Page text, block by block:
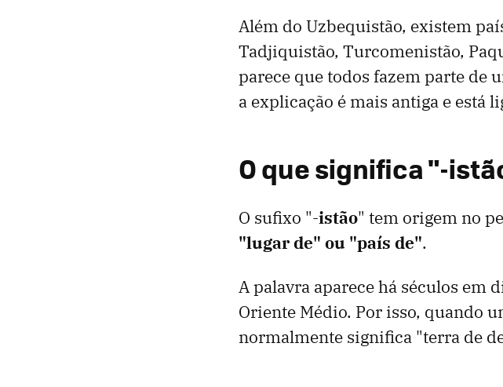
Além do Uzbequistão, existem
Tadjiquistão, Turcomenistão,
parece que todos fazem parte de
a explicação é mais antiga e está
O que significa "-
O sufixo "-istão" tem origem no
"lugar de" ou "país de".
A palavra aparece há séculos em
Oriente Médio. Por isso, quando
normalmente significa "terra de